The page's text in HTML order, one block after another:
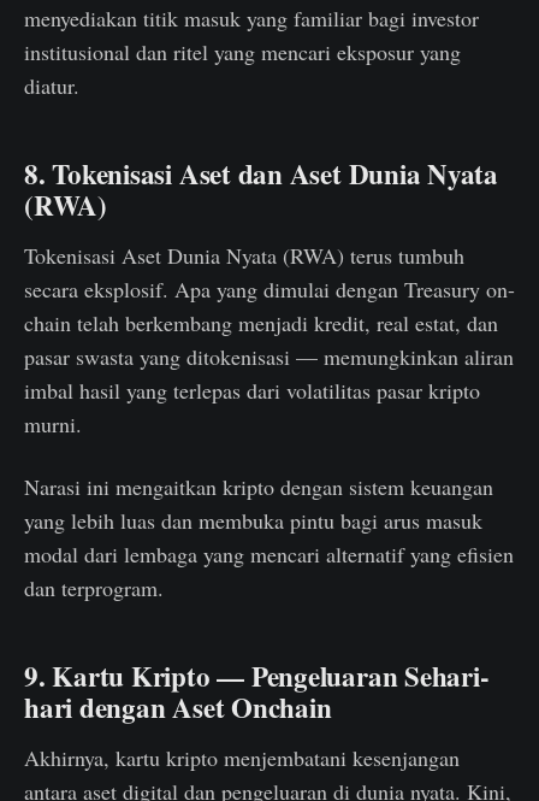
menyediakan titik masuk yang familiar bagi investor
institusional dan ritel yang mencari eksposur yang
diatur.
8. Tokenisasi Aset dan Aset Dunia Nyata
(RWA)
Tokenisasi Aset Dunia Nyata (RWA) terus tumbuh
secara eksplosif. Apa yang dimulai dengan Treasury on-
chain telah berkembang menjadi kredit, real estat, dan
pasar swasta yang ditokenisasi — memungkinkan aliran
imbal hasil yang terlepas dari volatilitas pasar kripto
murni.
Narasi ini mengaitkan kripto dengan sistem keuangan
yang lebih luas dan membuka pintu bagi arus masuk
modal dari lembaga yang mencari alternatif yang efisien
dan terprogram.
9. Kartu Kripto — Pengeluaran Sehari-
hari dengan Aset Onchain
Akhirnya, kartu kripto menjembatani kesenjangan
antara aset digital dan pengeluaran di dunia nyata. Kini,